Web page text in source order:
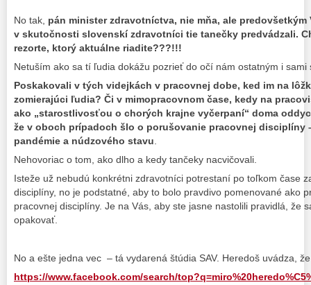
No tak, pán minister zdravotníctva, nie mňa, ale
v skutočnosti slovenskí zdravotníci tie tanečky predvádzali.
rezorte, ktorý aktuálne riadite???!!!
Netuším ako sa tí ľudia dokážu pozrieť do očí nám ostatným i sami
Poskakovali v tých videjkách v pracovnej dobe, ked im na
zomierajúci ľudia? Či v mimopracovnom čase, kedy na
ako „starostlivosťou o chorých krajne vyčerpaní“ doma
že v oboch prípadoch šlo o porušovanie pracovnej disciplíny
pandémie a núdzového stavu
Nehovoriac o tom, ako dlho a kedy tančeky nacvičovali.
Isteže už nebudú konkrétni zdravotníci potrestaní po toľkom čase
disciplíny, no je podstatné, aby to bolo pravdivo pomenované ako
pracovnej disciplíny. Je na Vás, aby ste jasne nastolili pravidlá, že
opakovať.
No a ešte jedna vec – tá vydarená štúdia SAV. Heredoš uvádza, že
https://www.facebook.com/search/